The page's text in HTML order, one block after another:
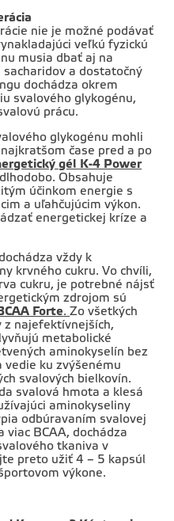
nie je možné podávať
veľkú fyzickú
musia dbať aj na
a dostatočný
dochádza okrem
svalového glykogénu,
prácu.
glykogénu mohli
čase pred a po
gél K-4 Power
Obsahuje
účinkom energie s
a uľahčujúcim výkon.
energetickej kríze a
vždy k
krvného cukru. Vo chvíli,
cukru, je potrebné nájsť
zdrojom sú
Forte.Zo všetkých
z najefektívnejších,
metabolické
aminokyselín bez
vedie ku zvýšenému
svalových bielkovín.
svalová hmota a klesá
aminokyseliny
odbúravaním svalovej
viac BCAA, dochádza
tkaniva v
preto užiť 4 – 5 kapsúl
výkone.